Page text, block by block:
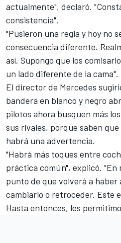
actualmente", declaró.
consistencia".
"Pusieron una regla y hoy no
consecuencia diferente.
así. Supongo que los
un lado diferente de la cama".
El director de Mercedes
bandera en blanco y negro
pilotos ahora busquen más
sus rivales, porque saben
habrá una advertencia.
"Habrá más toques entre
práctica común", explicó. "En
punto de que volverá a haber
cambiarlo o retroceder. Este
Hasta entonces, les